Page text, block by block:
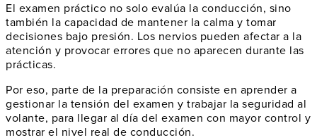
El examen práctico no solo evalúa la conducción, sino
también la capacidad de mantener la calma y tomar
decisiones bajo presión. Los nervios pueden afectar a la
atención y provocar errores que no aparecen durante las
prácticas.
Por eso, parte de la preparación consiste en aprender a
gestionar la tensión del examen y trabajar la seguridad al
volante, para llegar al día del examen con mayor control y
mostrar el nivel real de conducción.